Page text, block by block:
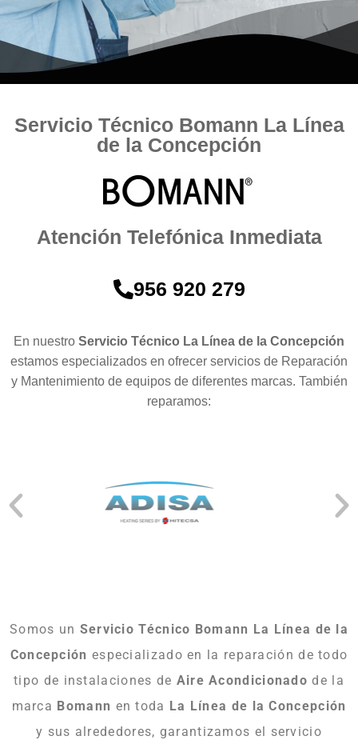
Servicio Técnico Bomann La Línea
de la Concepción
Atención Telefónica Inmediata
956 920 279
En nuestro Servicio Técnico La Línea de la Concepción
estamos especializados en ofrecer servicios de Reparación
y Mantenimiento de equipos de diferentes marcas. También
reparamos:
Somos un Servicio Técnico Bomann La Línea de la
Concepción especializado en la reparación de todo
tipo de instalaciones de Aire Acondicionado de la
marca Bomann en toda La Línea de la Concepción
y sus alrededores, garantizamos el servicio